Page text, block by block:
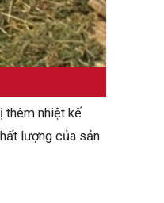
thêm nhiệt kế
lượng của sản